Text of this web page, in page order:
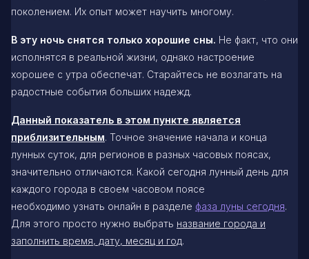
поколением. Их опыт может научить многому.
В эту ночь снятся только хорошие сны. Не факт, что они
исполнятся в реальной жизни, однако настроение
хорошее с утра обеспечат. Старайтесь не возлагать на
радостные события больших надежд.
Данный показатель в этом пункте является
приблизительным. Точное значение начала и конца
лунных суток, для регионов в разных часовых поясах,
значительно отличаются. Какой сегодня лунный день для
каждого города в своем часовом поясе
необходимо узнать онлайн в разделе фаза луны сегодня.
Для этого просто нужно выбрать название города и
заполнить время, дату, месяц и год.